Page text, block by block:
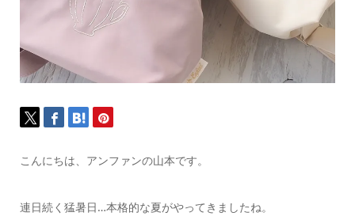
こんにちは、アンファンの山本です。
連日続く猛暑日…本格的な夏がやってきましたね。